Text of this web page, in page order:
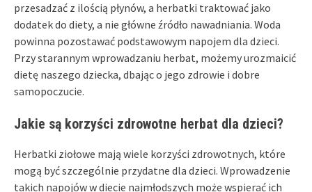
przesadzać z ilością płynów, a herbatki traktować jako
dodatek do diety, a nie główne źródło nawadniania. Woda
powinna pozostawać podstawowym napojem dla dzieci.
Przy starannym wprowadzaniu herbat, możemy urozmaicić
dietę naszego dziecka, dbając o jego zdrowie i dobre
samopoczucie.
Jakie są korzyści zdrowotne herbat dla dzieci?
Herbatki ziołowe mają wiele korzyści zdrowotnych, które
mogą być szczególnie przydatne dla dzieci. Wprowadzenie
takich napojów w diecie najmłodszych może wspierać ich